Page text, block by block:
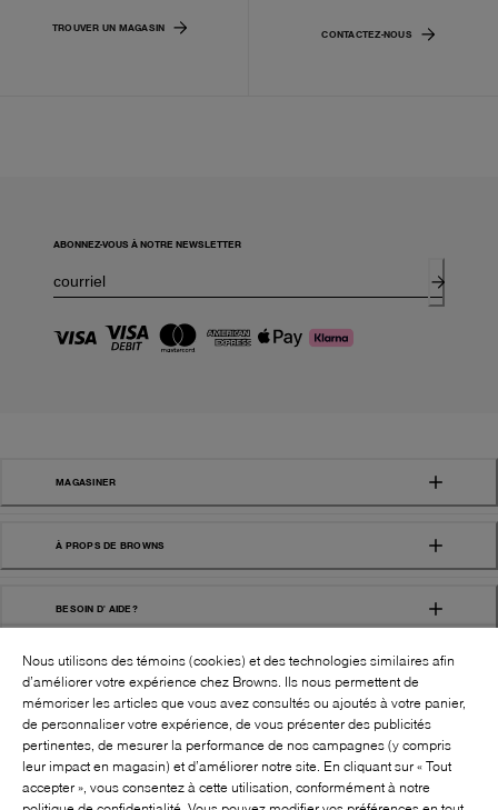
TROUVER UN MAGASIN
CONTACTEZ-NOUS
ABONNEZ-VOUS À NOTRE NEWSLETTER
MAGASINER
À PROPS DE BROWNS
BESOIN D' AIDE?
SUIVEZ-NOUS!:
Nous utilisons des témoins (cookies) et des technologies similaires afin
d’améliorer votre expérience chez Browns. Ils nous permettent de
mémoriser les articles que vous avez consultés ou ajoutés à votre panier,
de personnaliser votre expérience, de vous présenter des publicités
pertinentes, de mesurer la performance de nos campagnes (y compris
leur impact en magasin) et d’améliorer notre site. En cliquant sur « Tout
accepter », vous consentez à cette utilisation, conformément à notre